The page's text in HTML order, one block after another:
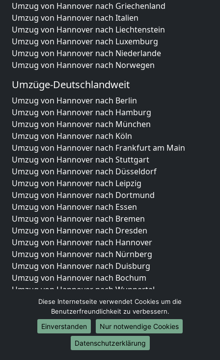
Umzug von Hannover nach Griechenland
Umzug von Hannover nach Italien
Umzug von Hannover nach Liechtenstein
Umzug von Hannover nach Luxemburg
Umzug von Hannover nach Niederlande
Umzug von Hannover nach Norwegen
Umzüge-Deutschlandweit
Umzug von Hannover nach Berlin
Umzug von Hannover nach Hamburg
Umzug von Hannover nach München
Umzug von Hannover nach Köln
Umzug von Hannover nach Frankfurt am Main
Umzug von Hannover nach Stuttgart
Umzug von Hannover nach Düsseldorf
Umzug von Hannover nach Leipzig
Umzug von Hannover nach Dortmund
Umzug von Hannover nach Essen
Umzug von Hannover nach Bremen
Umzug von Hannover nach Dresden
Umzug von Hannover nach Hannover
Umzug von Hannover nach Nürnberg
Umzug von Hannover nach Duisburg
Umzug von Hannover nach Bochum
Umzug von Hannover nach Wuppertal
Umzug von Hannover nach Bielefeld
Umzug von Hannover nach Bonn
Umzug von Hannover nach Münster
Internationale-Umzüge
Diese Internetseite verwendet Cookies um die
Benutzerfreundlichkeit zu verbessern.
Einverstanden
Nur notwendige Cookies
Datenschutzerklärung